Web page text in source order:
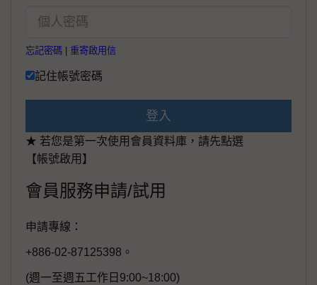
忘記密碼 重寄啟用信
記住帳號密碼
登入
★ 若您是第一次使用會員資料庫，請先點選
【帳號啟用】
會員服務申請/試用
申請專線：
+886-02-87125398。
(週一至週五工作日9:00~18:00)